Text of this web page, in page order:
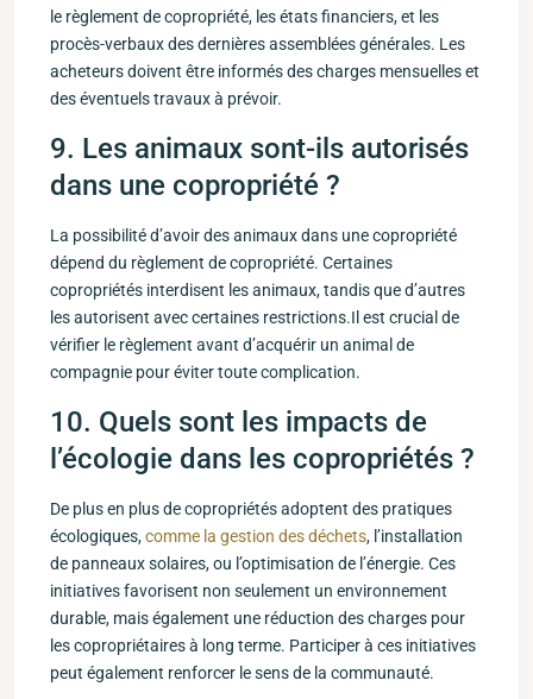
le règlement de copropriété, les états financiers, et les
procès-verbaux des dernières assemblées générales. Les
acheteurs doivent être ⁢informés des charges mensuelles et
des éventuels travaux à prévoir.
9. Les⁢ animaux sont-ils ⁢autorisés
dans une copropriété ?
La possibilité d’avoir des animaux dans une ‍copropriété
dépend du règlement de copropriété. Certaines
copropriétés interdisent les animaux, tandis que d’autres
les autorisent avec certaines ⁢restrictions.Il est crucial de
vérifier le règlement avant d’acquérir un⁣ animal de
‌compagnie pour éviter toute complication.
10.‍ Quels sont les impacts de
l’écologie dans ‍les copropriétés ​?
De ⁢plus en plus de copropriétés adoptent des pratiques
écologiques,comme la gestion des déchets, ⁢l’installation
⁣de panneaux solaires, ou l’optimisation de l’énergie. Ces
initiatives favorisent ‍non seulement un ⁤environnement
durable, mais également une réduction des charges pour
les copropriétaires à long terme. Participer à ces ‍initiatives
peut également renforcer ⁣le sens de la communauté.